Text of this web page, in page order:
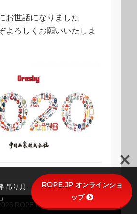
お世話になりました
よろしくお願いいたしま
ROPE FACTORY
吊り具
ROPE.JP オンラインショ
ップ